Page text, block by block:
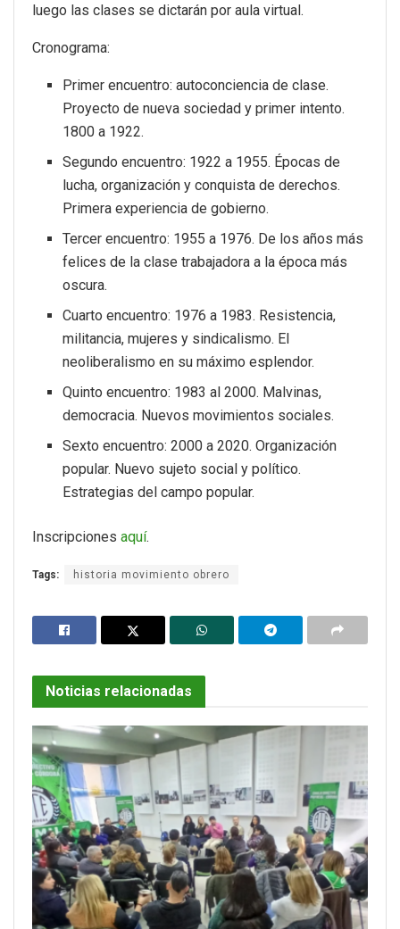
luego las clases se dictarán por aula virtual.
Cronograma:
Primer encuentro: autoconciencia de clase.
Proyecto de nueva sociedad y primer intento.
1800 a 1922.
Segundo encuentro: 1922 a 1955. Épocas de
lucha, organización y conquista de derechos.
Primera experiencia de gobierno.
Tercer encuentro: 1955 a 1976. De los años más
felices de la clase trabajadora a la época más
oscura.
Cuarto encuentro: 1976 a 1983. Resistencia,
militancia, mujeres y sindicalismo. El
neoliberalismo en su máximo esplendor.
Quinto encuentro: 1983 al 2000. Malvinas,
democracia. Nuevos movimientos sociales.
Sexto encuentro: 2000 a 2020. Organización
popular. Nuevo sujeto social y político.
Estrategias del campo popular.
Inscripciones aquí.
Tags: historia movimiento obrero
Noticias relacionadas